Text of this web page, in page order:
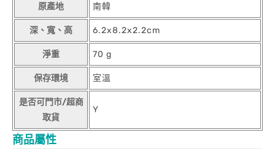
原產地 南韓
深、寬、高 6.2x8.2x2.2cm
淨重 70 g
保存環境 室溫
是否可門市/超商
取貨
Y
商品屬性